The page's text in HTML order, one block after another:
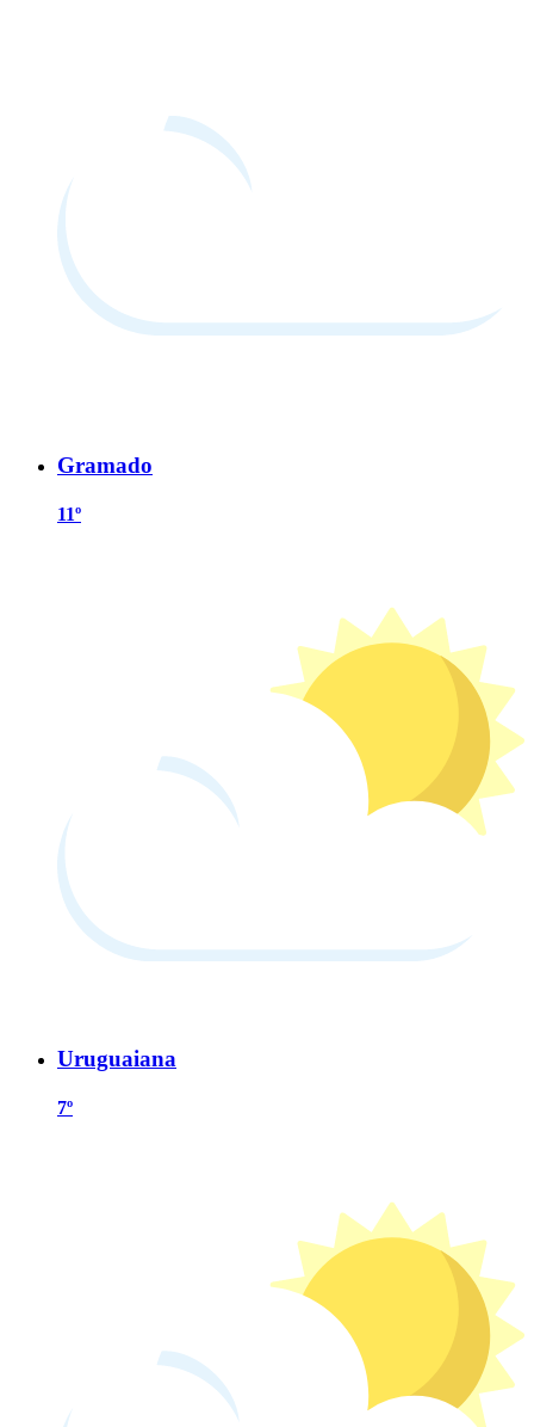
Gramado
11º
Uruguaiana
7º